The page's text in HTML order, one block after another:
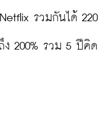
รวมกันได้ 220
ง 200% รวม 5 ปีคิด